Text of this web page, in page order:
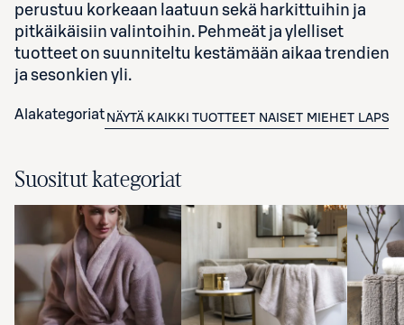
perustuu korkeaan laatuun sekä harkittuihin ja
pitkäikäisiin valintoihin. Pehmeät ja ylelliset
tuotteet on suunniteltu kestämään aikaa trendien
ja sesonkien yli.
Alakategoriat NÄYTÄ KAIKKI TUOTTEET NAISET MIEHET LAPSET
Suositut kategoriat